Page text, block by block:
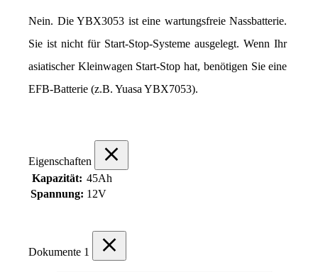
Nein. Die YBX3053 ist eine wartungsfreie Nassbatterie.
Sie ist nicht für Start-Stop-Systeme ausgelegt. Wenn Ihr
asiatischer Kleinwagen Start-Stop hat, benötigen Sie eine
EFB-Batterie (z.B. Yuasa YBX7053).
Eigenschaften
Kapazität: 45Ah
Spannung: 12V
Dokumente 1